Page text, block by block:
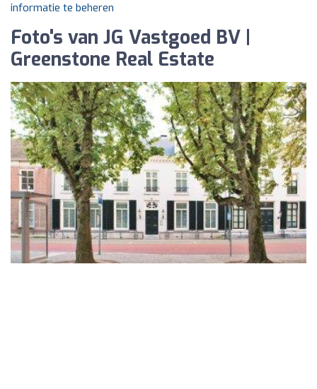
informatie te beheren
Foto's van JG Vastgoed BV |
Greenstone Real Estate